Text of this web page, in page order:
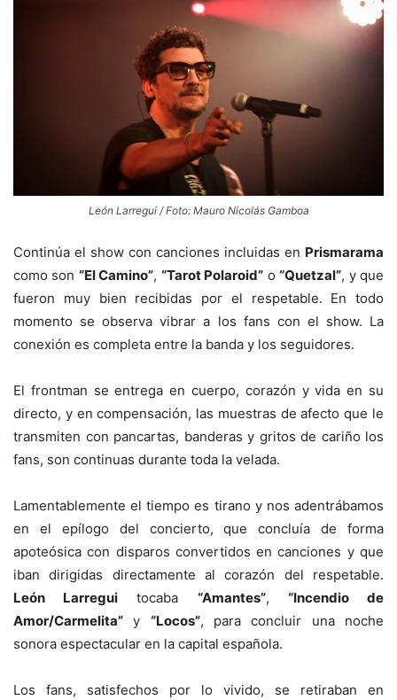
León Larregui / Foto: Mauro Nicolás Gamboa
Continúa el show con canciones incluidas en Prismarama
como son “El Camino”, “Tarot Polaroid” o“Quetzal”, y que
fueron muy bien recibidas por el respetable. En todo
momento se observa vibrar a los fans con el show. La
conexión es completa entre la banda y los seguidores.
El frontman se entrega en cuerpo, corazón y vida en su
directo, y en compensación, las muestras de afecto que le
transmiten con pancartas, banderas y gritos de cariño los
fans, son continuas durante toda la velada.
Lamentablemente el tiempo es tirano y nos adentrábamos
en el epílogo del concierto, que concluía de forma
apoteósica con disparos convertidos en canciones y que
iban dirigidas directamente al corazón del respetable.
León Larregui tocaba “Amantes”, “Incendio de
Amor/Carmelita” y “Locos”, para concluir una noche
sonora espectacular en la capital española.
Los fans, satisfechos por lo vivido, se retiraban en